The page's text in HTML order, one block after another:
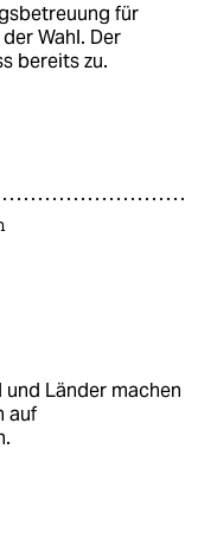
für
Wahl. Der
bereits zu.
Länder machen
auf